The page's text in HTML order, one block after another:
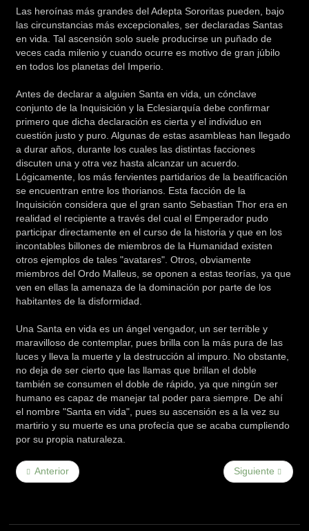
Las heroínas más grandes del Adepta Sororitas pueden, bajo
las circunstancias más excepcionales, ser declaradas Santas
en vida. Tal ascensión solo suele producirse un puñado de
veces cada milenio y cuando ocurre es motivo de gran júbilo
en todos los planetas del Imperio.
Antes de declarar a alguien Santa en vida, un cónclave
conjunto de la Inquisición y la Eclesiarquía debe confirmar
primero que dicha declaración es cierta y el individuo en
cuestión justo y puro. Algunas de estas asambleas han llegado
a durar años, durante los cuales las distintas facciones
discuten una y otra vez hasta alcanzar un acuerdo.
Lógicamente, los más fervientes partidarios de la beatificación
se encuentran entre los thorianos. Esta facción de la
Inquisición considera que el gran santo Sebastian Thor era en
realidad el recipiente a través del cual el Emperador pudo
participar directamente en el curso de la historia y que en los
incontables billones de miembros de la Humanidad existen
otros ejemplos de tales "avatares". Otros, obviamente
miembros del Ordo Malleus, se oponen a estas teorías, ya que
ven en ellas la amenaza de la dominación por parte de los
habitantes de la disformidad.
Una Santa en vida es un ángel vengador, un ser terrible y
maravilloso de contemplar, pues brilla con la más pura de las
luces y lleva la muerte y la destrucción al impuro. No obstante,
no deja de ser cierto que las llamas que brillan el doble
también se consumen el doble de rápido, ya que ningún ser
humano es capaz de manejar tal poder para siempre. De ahí
el nombre "Santa en vida", pues su ascensión es a la vez su
martirio y su muerte es una profecía que se acaba cumpliendo
por su propia naturaleza.
Anterior Siguiente